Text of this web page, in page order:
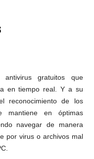
gratuitos que
en tiempo real. Y a su
reconocimiento de los
mantiene en óptimas
navegar de manera
por virus o archivos mal